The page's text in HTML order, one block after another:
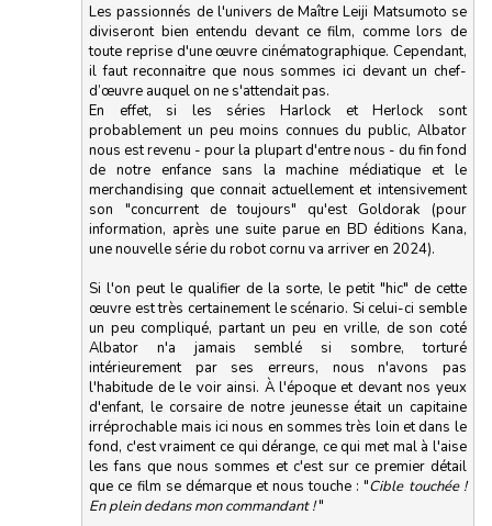
Les passionnés de l'univers de Maître Leiji Matsumoto se
diviseront bien entendu devant ce film, comme lors de
toute reprise d'une œuvre cinématographique. Cependant,
il faut reconnaitre que nous sommes ici devant un chef-
d’œuvre auquel on ne s'attendait pas.
En effet, si les séries Harlock et Herlock sont
probablement un peu moins connues du public, Albator
nous est revenu - pour la plupart d'entre nous - du fin fond
de notre enfance sans la machine médiatique et le
merchandising que connait actuellement et intensivement
son "concurrent de toujours" qu'est Goldorak (pour
information, après une suite parue en BD éditions Kana,
une nouvelle série du robot cornu va arriver en 2024).
Si l'on peut le qualifier de la sorte, le petit "hic" de cette
œuvre est très certainement le scénario. Si celui-ci semble
un peu compliqué, partant un peu en vrille, de son coté
Albator n'a jamais semblé si sombre, torturé
intérieurement par ses erreurs, nous n'avons pas
l'habitude de le voir ainsi. À l'époque et devant nos yeux
d'enfant, le corsaire de notre jeunesse était un capitaine
irréprochable mais ici nous en sommes très loin et dans le
fond, c'est vraiment ce qui dérange, ce qui met mal à l'aise
les fans que nous sommes et c'est sur ce premier détail
que ce film se démarque et nous touche : "Cible touchée !
En plein dedans mon commandant !"